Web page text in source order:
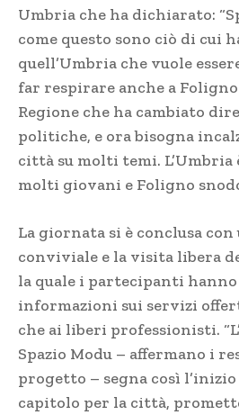
Umbria che ha dichiarato:
come questo sono ciò di cui
quell’Umbria che vuole
far respirare anche a
Regione che ha cambiato
politiche, e ora bisogna
città su molti temi. L’Umbria
molti giovani e Foligno
La giornata si è conclusa
conviviale e la visita libera
la quale i partecipanti
informazioni sui servizi
che ai liberi professionisti.
Spazio Modu – affermano i
progetto – segna così
capitolo per la città,